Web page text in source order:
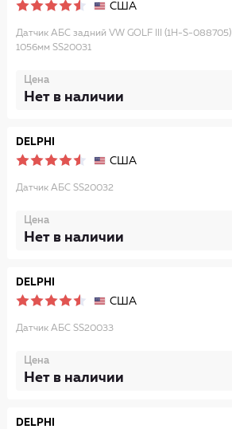
США
Датчик АБС задний VW GOLF III (1H-S-088705)
1056мм SS20031
Цена
Нет в наличии
DELPHI
США
Датчик АБС SS20032
Цена
Нет в наличии
DELPHI
США
Датчик АБС SS20033
Цена
Нет в наличии
DELPHI